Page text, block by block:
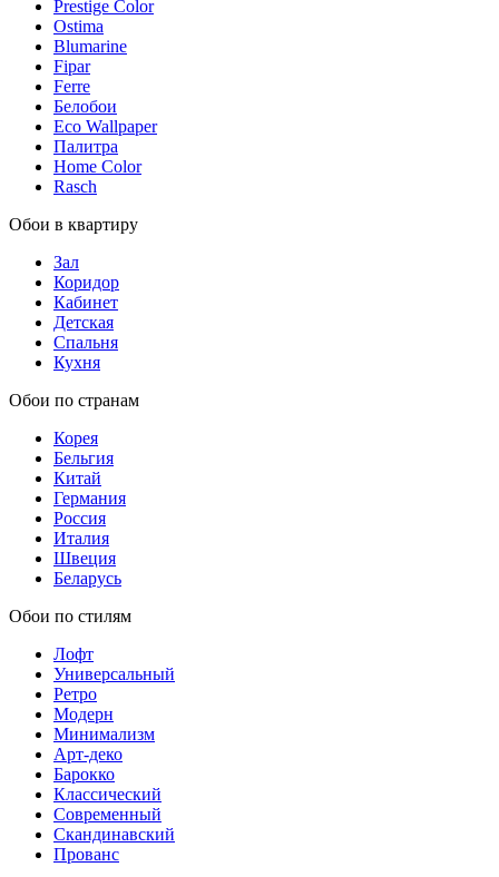
Prestige Color
Ostima
Blumarine
Fipar
Ferre
Белобои
Eco Wallpaper
Палитра
Home Color
Rasch
Обои в квартиру
Зал
Коридор
Кабинет
Детская
Спальня
Кухня
Обои по странам
Корея
Бельгия
Китай
Германия
Россия
Италия
Швеция
Беларусь
Обои по стилям
Лофт
Универсальный
Ретро
Модерн
Минимализм
Арт-деко
Барокко
Классический
Современный
Скандинавский
Прованс